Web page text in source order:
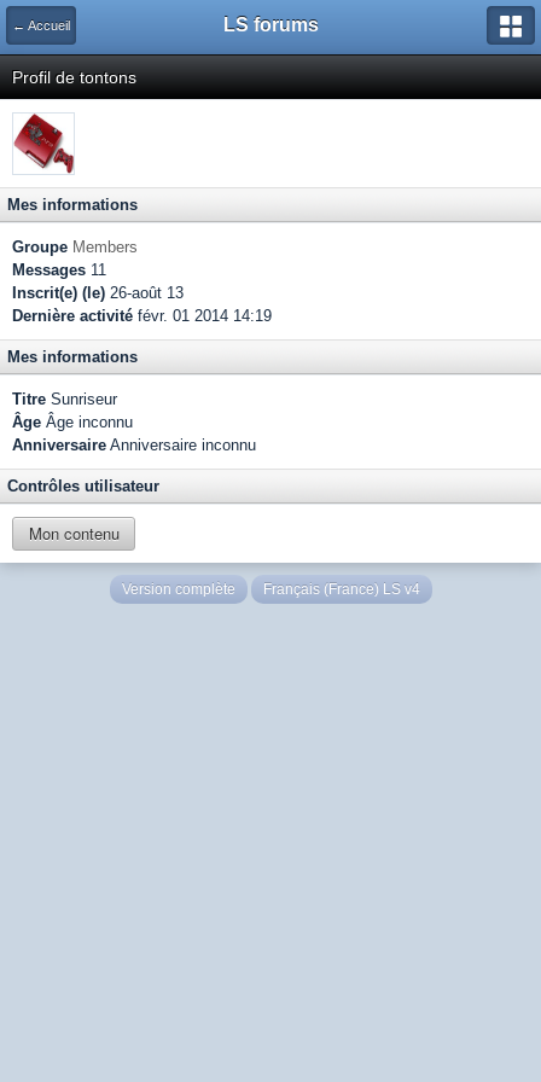
← Accueil LS forums
Profil de tontons
Mes informations
Groupe Members
Messages 11
Inscrit(e) (le) 26-août 13
Dernière activité févr. 01 2014 14:19
Mes informations
Titre Sunriseur
Âge Âge inconnu
Anniversaire Anniversaire inconnu
Contrôles utilisateur
Mon contenu
Version complète Français (France) LS v4